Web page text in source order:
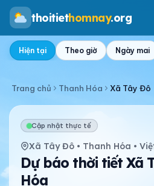
thoitiethomnay.org
Hiện tại Theo giờ Ngày mai
Trang chủ Thanh Hóa Xã Tây Đô
Cập nhật thực tế
Xã Tây Đô • Thanh Hóa •
Dự báo thời tiết Xã
Hóa